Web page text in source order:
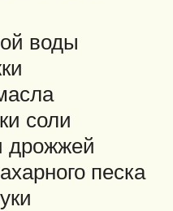
воды
соли
дрожжей
песка